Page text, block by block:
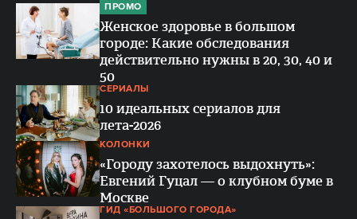
ПРОМО
Женское здоровье в большом
городе: Какие обследования
действительно нужны в 20, 30, 40 и
50
СЕРИАЛЫ
10 идеальных сериалов для
лета-2026
КОЛОНКИ
«Городу захотелось выдохнуть»:
Евгений Гуцал — о клубном буме в
Москве
ГИД «БОЛЬШОГО ГОРОДА»